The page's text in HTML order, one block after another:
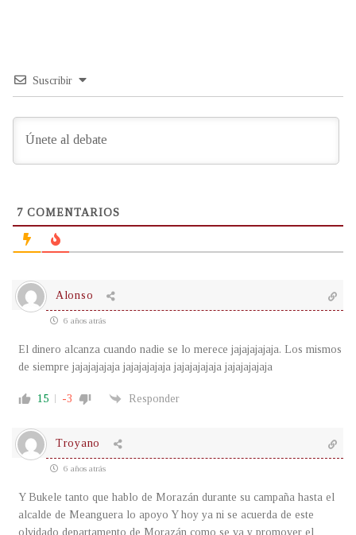
Suscribir
7 COMENTARIOS
Alonso
6 años atrás
El dinero alcanza cuando nadie se lo merece jajajajajaja. Los mismos
de siempre jajajajajaja jajajajajaja jajajajajaja jajajajajaja
15 -3 Responder
Troyano
6 años atrás
Y Bukele tanto que hablo de Morazán durante su campaña hasta el
alcalde de Meanguera lo apoyo Y hoy ya ni se acuerda de este
olvidado departamento de Morazán como se va y promover el